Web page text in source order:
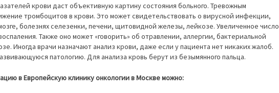
крови даст объективную картину состояния больного. Тревожным
тромбоцитов в крови. Это может свидетельствовать о вирусной инфекции,
болезнях селезенки, печени, щитовидной железы, лейкозе. Увеличенное число
Также оно может «говорить» об отравлении, аллергии, бактериальной
Иногда врачи назначают анализ крови, даже если у пациента нет никаких жалоб.
патологию. Для анализа кровь берут из безымянного пальца.
в Европейскую клинику онкологии в Москве можно: